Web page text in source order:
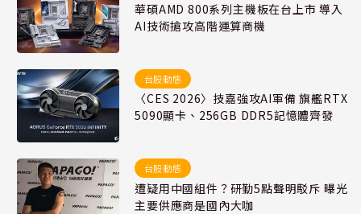
華碩AMD 800系列主機板在台上市 導入
AI技術搶攻高階運算商機
台股動態
〈CES 2026〉技嘉強攻AI軍備 旗艦RTX
5090顯卡、256GB DDR5記憶體齊發
台股動態
遭疑用中國組件？研勤5點聲明駁斥 曝光
主要供應商是國內大咖